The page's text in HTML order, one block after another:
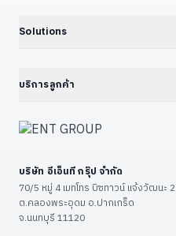
Developer Kits
Professional Graphics Card
ดูเพิ่มเติม (+7)
15.6" Floor Kiosk (KD156B)
23.8" Wall-Mount Kiosk
27" – 32" Conference
ดูเพิ่มเติม (+13)
Solutions
Smart Factory 4.0
Government — ราชการ/รัฐวิสาหกิจ
Restaurant & POS / KIOSK
Food Factory — โรงงานอาหาร
ดูเพิ่มเติม (+9)
บริการลูกค้า
ลงทะเบียนสินค้า
เงื่อนไขรับประกัน
วิธีชำระเงิน
บริษัท อีเอ็นที กรุ๊ป จำกัด
70/5 หมู่ 4 เมทโทร บิซทาวน์ แจ้งวัฒนะ 2
ต.คลองพระอุดม อ.ปากเกร็ด
จ.นนทบุรี 11120